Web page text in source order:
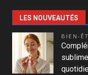
LES NOUVEAUTÉS
BIEN-